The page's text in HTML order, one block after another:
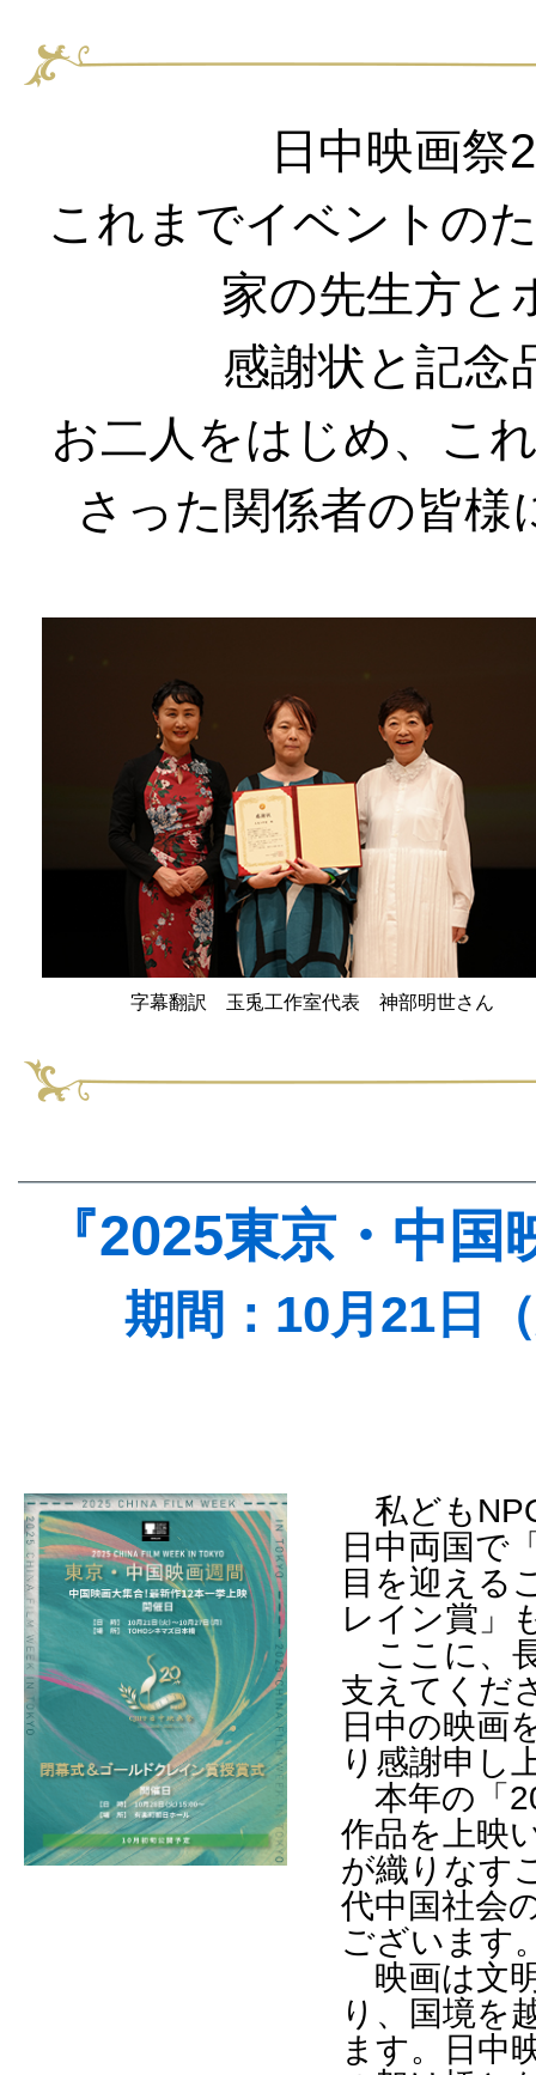
日中映画祭
これまでイベントの
家の先生方と
感謝状と記念
お二人をはじめ、こ
さった関係者の皆
字幕翻訳 玉兎工作室代表 神部明世さん
『2025東京・中
期間：10月21日
私ども
日中両国で
目を迎える
レイン賞」
ここに、
支えてくだ
日中の映画
り感謝申し
本年の「
作品を上映
が織りなす
代中国社会
ございます
映画は文
り、国境を
ます。日中